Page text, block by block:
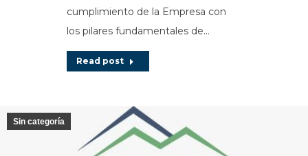
cumplimiento de la Empresa con
los pilares fundamentales de…
Read post
Sin categoría